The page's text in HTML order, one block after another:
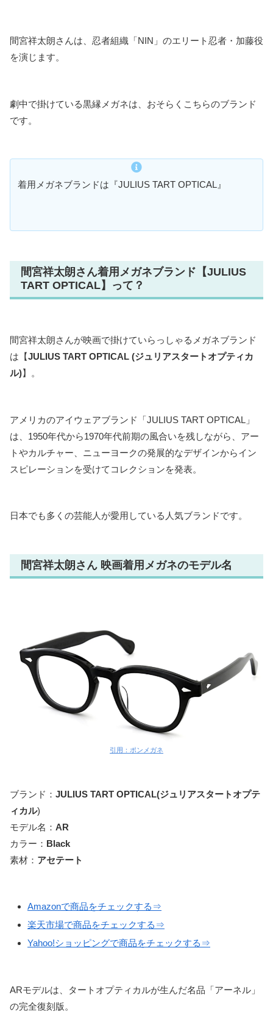
間宮祥太朗さんは、忍者組織「NIN」のエリート忍者・加藤役
を演じます。
劇中で掛けている黒縁メガネは、おそらくこちらのブランド
です。
着用メガネブランドは『JULIUS TART OPTICAL』
間宮祥太朗さん着用メガネブランド【JULIUS
TART OPTICAL】って？
間宮祥太朗さんが映画で掛けていらっしゃるメガネブランド
は【JULIUS TART OPTICAL (ジュリアスタートオプティカ
ル)】。
アメリカのアイウェアブランド「JULIUS TART OPTICAL」
は、1950年代から1970年代前期の風合いを残しながら、アー
トやカルチャー、ニューヨークの発展的なデザインからイン
スピレーションを受けてコレクションを発表。
日本でも多くの芸能人が愛用している人気ブランドです。
間宮祥太朗さん 映画着用メガネのモデル名
引用：ポンメガネ
ブランド： JULIUS TART OPTICAL(ジュリアスタートオプテ
ィカル)
モデル名： AR
カラー： Black
素材： アセテート
Amazonで商品をチェックする⇒
楽天市場で商品をチェックする⇒
Yahoo!ショッピングで商品をチェックする⇒
ARモデルは、タートオプティカルが生んだ名品「アーネル」
の完全復刻版。